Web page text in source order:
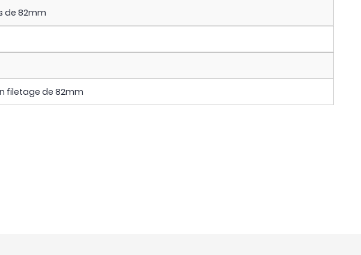
de 82mm
filetage de 82mm